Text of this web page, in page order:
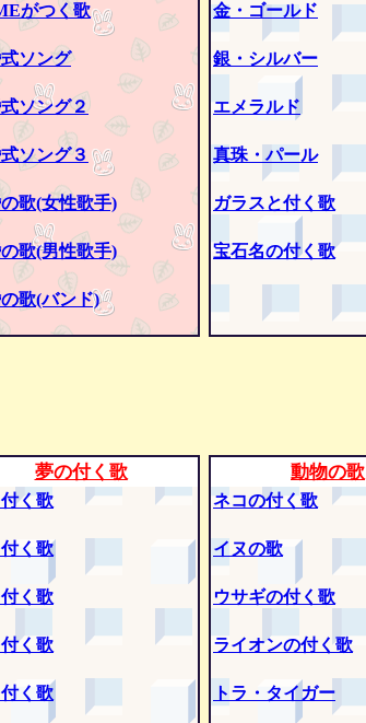
がつく歌
ソング
ソング２
ソング３
歌(女性歌手)
歌(男性歌手)
歌(バンド)
金・ゴールド
銀・シルバー
エメラルド
真珠・パール
ガラスと付く歌
宝石名の付く歌
夢の付く歌
く歌
く歌
く歌
く歌
く歌
動物の歌
ネコの付く歌
イヌの歌
ウサギの付く歌
ライオンの付く歌
トラ・タイガー